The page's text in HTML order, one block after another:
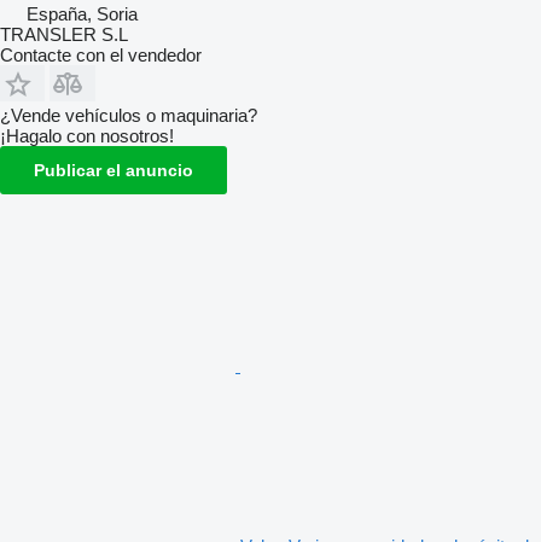
España, Soria
TRANSLER S.L
Contacte con el vendedor
¿Vende vehículos o maquinaria?
¡Hagalo con nosotros!
Publicar el anuncio